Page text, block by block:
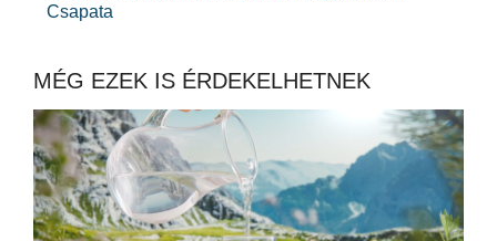
Csapata
MÉG EZEK IS ÉRDEKELHETNEK